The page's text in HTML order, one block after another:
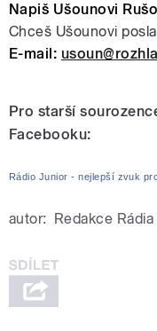
Napiš Ušounovi
Chceš Ušounovi
E-mail:
Pro starší
Facebooku:
Rádio Junior - nejlepší zvuk
autor: Redakce